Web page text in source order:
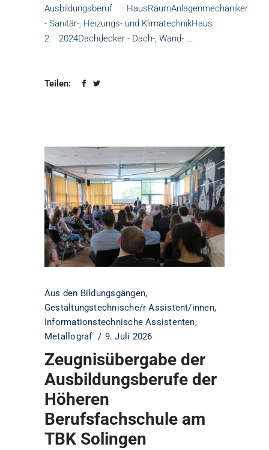
Ausbildungsberuf HausRaumAnlagenmechaniker
- Sanitär-, Heizungs- und KlimatechnikHaus
2 2024Dachdecker - Dach-, Wand-
Teilen:
Aus den Bildungsgängen,
Gestaltungstechnische/r Assistent/innen,
Informationstechnische Assistenten,
Metallograf
9. Juli 2026
Zeugnisübergabe der
Ausbildungsberufe der
Höheren
Berufsfachschule am
TBK Solingen